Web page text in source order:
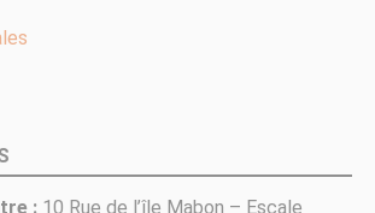
: 10 Rue de l’île Mabon – Escale